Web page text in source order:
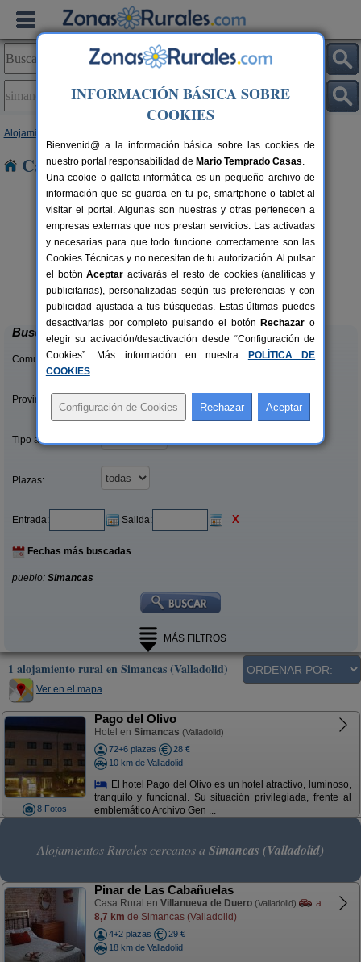
Alojamientos
Casas Rurales en Simancas
4-12+1 pers.
desde20 €
La Casa Escondida y La Otra
Cogeces del Monte (Valladolid)
Buscar
Comunidades:
Provincias/Islas:
Tipo alquiler:
Plazas:
Entrada: Salida: X
Fechas más buscadas
pueblo: Simancas
MÁS FILTROS
1 alojamiento rural en Simancas (Valladolid)
Ver en el mapa
8 Fotos
Pago del Olivo
Hotel en Simancas (Valladolid)
72+6 plazas
28 €
10 km de Valladolid
El hotel Pago del Olivo es un hotel atractivo, luminoso,
tranquilo y funcional. Su situación privilegiada, frente al
emblemático Archivo Gen ...
Alojamientos Rurales cercanos a Simancas (Valladolid)
Pinar de Las Cabañuelas
Casa Rural en Villanueva de Duero (Valladolid)
a
8,7 km de Simancas (Valladolid)
4+2 plazas
29 €
18 km de Valladolid
INFORMACIÓN BÁSICA SOBRE
COOKIES
Bienvenid@ a la información básica sobre las cookies de
nuestro portal responsabilidad de Mario Temprado Casas.
Una cookie o galleta informática es un pequeño archivo de
información que se guarda en tu pc, smartphone o tablet al
visitar el portal. Algunas son nuestras y otras pertenecen a
empresas externas que nos prestan servicios. Las activadas
y necesarias para que todo funcione correctamente son las
Cookies Técnicas y no necesitan de tu autorización. Al pulsar
el botónAceptar activarás el resto de cookies (analíticas y
publicitarias), personalizadas según tus preferencias y con
publicidad ajustada a tus búsquedas. Estas últimas puedes
desactivarlas por completo pulsando el botón Rechazar o
elegir su activación/desactivación desde “Configuración de
Cookies”. Más información en nuestra
POLÍTICA DE
COOKIES.